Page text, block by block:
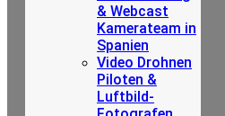
& Webcast
Kamerateam in
Spanien
Video Drohnen
Piloten &
Luftbild-